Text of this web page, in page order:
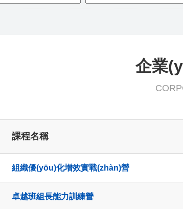
企業
課程名稱
組織優(yōu)化增效實戰(zhàn)營
卓越班組長能力訓練營